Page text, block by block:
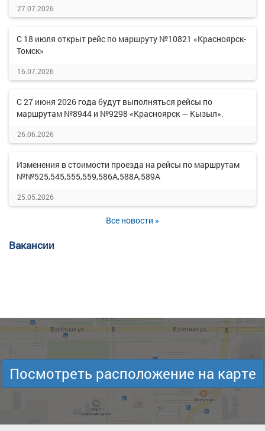
27.07.2026
С 18 июля открыт рейс по маршруту №10821 «Красноярск-
Томск»
16.07.2026
С 27 июня 2026 года будут выполняться рейсы по
маршрутам №8944 и №9298 «Красноярск — Кызыл».
26.06.2026
Изменения в стоимости проезда на рейсы по маршрутам
№№525,545,555,559,586А,588А,589А
25.05.2026
Все новости »
Вакансии
Посмотреть расположение на карте